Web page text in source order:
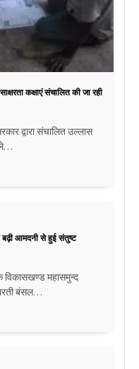
कक्षाएं संचालित की जा रही
द्वारा संचालित उल्लास
आमदनी से हुई संतुष्ट
महासमुन्द
बंसल…